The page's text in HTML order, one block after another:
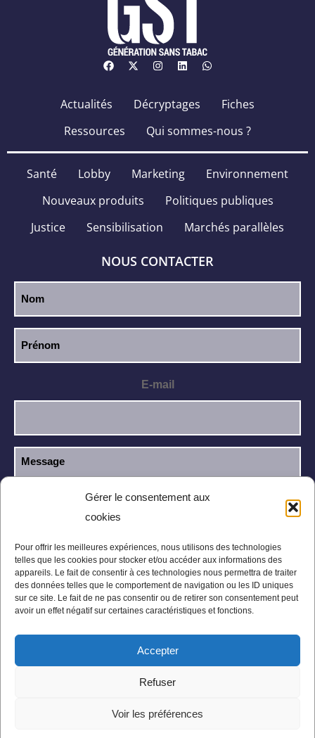
Gérer le consentement aux
cookies
Pour offrir les meilleures expériences, nous utilisons des technologies
telles que les cookies pour stocker et/ou accéder aux informations des
appareils. Le fait de consentir à ces technologies nous permettra de traiter
des données telles que le comportement de navigation ou les ID uniques
sur ce site. Le fait de ne pas consentir ou de retirer son consentement peut
avoir un effet négatif sur certaines caractéristiques et fonctions.
Accepter
Refuser
Voir les préférences
Actualités Décryptages
Fiches
Ressources
Qui sommes-nous ?
Santé Lobby Marketing
Environnement
Nouveaux produits
Politiques publiques
Justice
Sensibilisation Marchés parallèles
NOUS CONTACTER
E-mail
J’ai lu et j’accepte la
confidentialité.
Politique de confidentialité
Conditions Générales Plan du site